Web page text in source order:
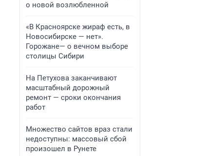
о новой возлюбленной
«В Красноярске жираф есть, в
Новосибирске — нет».
Горожане— о вечном выборе
столицы Сибири
На Петухова заканчивают
масштабный дорожный
ремонт — сроки окончания
работ
Множество сайтов враз стали
недоступны: массовый сбой
произошел в Рунете